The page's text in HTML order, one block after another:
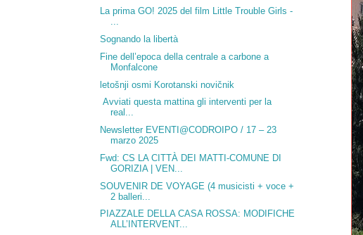
La prima GO! 2025 del film Little Trouble Girls -
...
Sognando la libertà
Fine dell’epoca della centrale a carbone a
Monfalcone
letošnji osmi Korotanski novičnik
Avviati questa mattina gli interventi per la
real...
Newsletter EVENTI@CODROIPO / 17 – 23
marzo 2025
Fwd: CS LA CITTÀ DEI MATTI-COMUNE DI
GORIZIA | VEN...
SOUVENIR DE VOYAGE (4 musicisti + voce +
2 balleri...
PIAZZALE DELLA CASA ROSSA: MODIFICHE
ALL’INTERVENT...